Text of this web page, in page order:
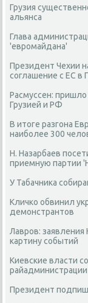
Грузия
альянса
Глава
'евромайдана'
Президент Чехии
соглашение с ЕС в
Расмуссен:
Грузией и РФ
В итоге разгона
наиболее 300
Н. Назарбаев
приемную партии
У Табачника
Кличко обвинил
демонстрантов
Лавров:
картину событий
Киевские власти
райадминистрации
Президент